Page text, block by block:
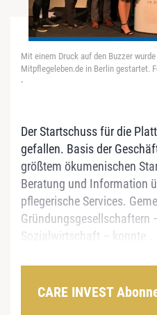
Mit einem Druck auf den Buzzer
Mitpflegeleben.de in Berlin gestartet.
-
Der Startschuss für die
gefallen. Basis der
größtem ökumenischen
Beratung und Information
pflegerische Services.
Gründungsgesellschaftern
Sozialwirtschaft – konnte...
CARE INVEST